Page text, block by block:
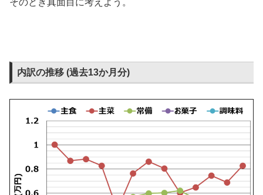
内訳の推移 (過去13か月分)